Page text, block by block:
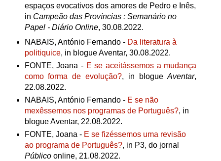
espaços evocativos dos amores de Pedro e Inês,
in Campeão das Províncias : Semanário no
Papel - Diário Online, 30.08.2022.
NABAIS, António Fernando - Da literatura à
politiquice, in blogue Aventar, 30.08.2022.
FONTE, Joana - E se aceitássemos a mudança
como forma de evolução?, in blogueAventar,
22.08.2022.
NABAIS, António Fernando - E se não
mexêssemos nos programas de Português?, in
blogue Aventar, 22.08.2022.
FONTE, Joana - E se fizéssemos uma revisão
ao programa de Português?, in P3, do jornal
Públicoonline, 21.08.2022.